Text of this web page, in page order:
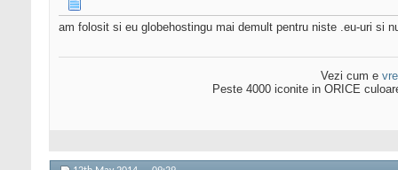
am folosit si eu globehostingu mai demult pentru niste .eu-uri si
Vezi cum e
Peste 4000 iconite in ORICE